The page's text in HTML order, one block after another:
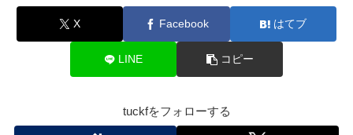
X Facebook はてブ
LINE コピー
tuckfをフォローする